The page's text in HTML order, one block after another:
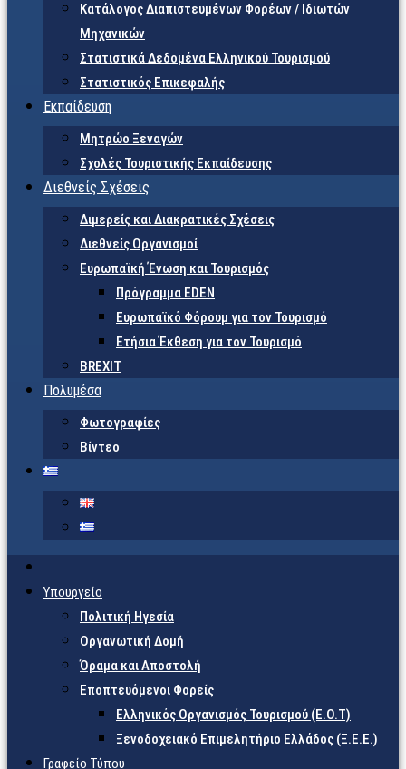
Κατάλογος Διαπιστευμένων Φορέων / Ιδιωτών
Μηχανικών
Στατιστικά Δεδομένα Ελληνικού Τουρισμού
Στατιστικός Επικεφαλής
Εκπαίδευση
Μητρώο Ξεναγών
Σχολές Τουριστικής Εκπαίδευσης
Διεθνείς Σχέσεις
Διμερείς και Διακρατικές Σχέσεις
Διεθνείς Οργανισμοί
Ευρωπαϊκή Ένωση και Τουρισμός
Πρόγραμμα EDEN
Ευρωπαϊκό Φόρουμ για τον Τουρισμό
Ετήσια Έκθεση για τον Τουρισμό
BREXIT
Πολυμέσα
Φωτογραφίες
Βίντεο
Υπουργείο
Πολιτική Ηγεσία
Οργανωτική Δομή
Όραμα και Αποστολή
Εποπτευόμενοι Φορείς
Eλληνικός Οργανισμός Τουρισμού (Ε.Ο.Τ)
Ξενοδοχειακό Επιμελητήριο Ελλάδος (Ξ.Ε.Ε.)
Γραφείο Τύπου